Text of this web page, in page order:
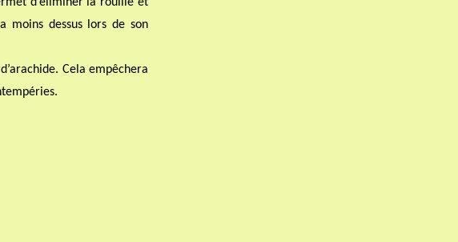
moins dessus lors de son
Cela empêchera